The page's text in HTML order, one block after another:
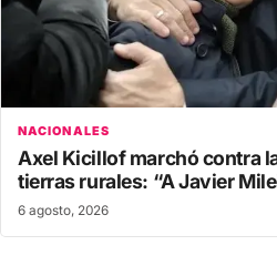
NACIONALES
Axel Kicillof marchó contra
tierras rurales: “A Javier
6 agosto, 2026